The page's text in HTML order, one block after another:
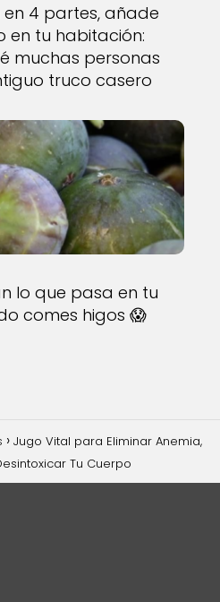
4 partes, añade
en tu habitación:
muchas personas
truco casero
lo que pasa en tu
comes higos 😱
Jugo Vital para Eliminar Anemia,
Tu Cuerpo